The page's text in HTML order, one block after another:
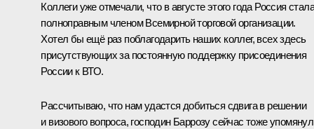
Коллеги уже отмечали, что в августе этого года Россия стала
полноправным членом Всемирной торговой организации.
Хотел бы ещё раз поблагодарить наших коллег, всех здесь
присутствующих за постоянную поддержку присоединения
России к ВТО.
Рассчитываю, что нам удастся добиться сдвига в решении
и визового вопроса, господин Баррозусейчас тоже упомянул